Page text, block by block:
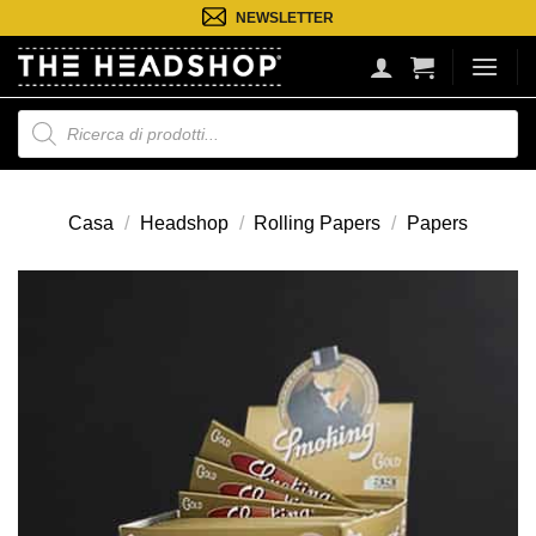
contenuti
NEWSLETTER
Ricerca
prodotti
Casa / Headshop / Rolling Papers / Papers